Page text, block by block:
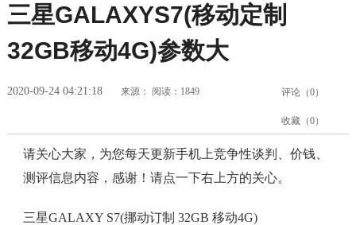
三星GALAXYS7(移动定制
32GB移动4G)参数大
2020-09-24 04:21:18 来源： 阅读：1849 评论（0）
收藏（0）
请关心大家，为您每天更新手机上竞争性谈判、价钱、
测评信息内容，感谢！请点一下右上方的关心。
三星GALAXY S7(挪动订制 32GB 移动4G)